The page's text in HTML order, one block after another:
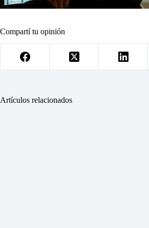
Compartí tu opinión
Artículos relacionados